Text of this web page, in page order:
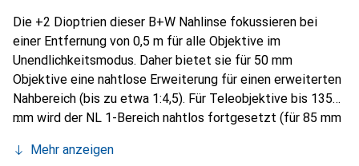
Die +2 Dioptrien dieser B+W Nahlinse fokussieren bei
einer Entfernung von 0,5 m für alle Objektive im
Unendlichkeitsmodus. Daher bietet sie für 50 mm
Objektive eine nahtlose Erweiterung für einen erweiterten
Nahbereich (bis zu etwa 1:4,5). Für Teleobjektive bis 135
mm wird der NL 1-Bereich nahtlos fortgesetzt (für 85 mm
mm bis zu etwa 1:2,5).
Mehr anzeigen